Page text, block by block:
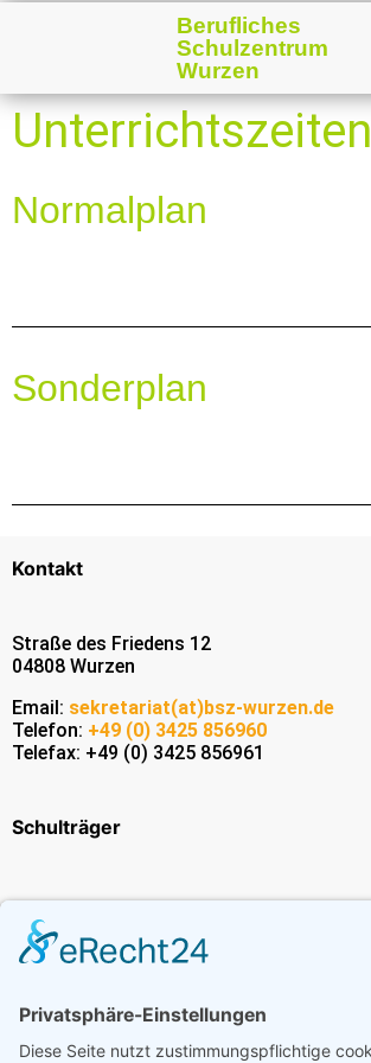
Berufliches
Schulzentrum
Wurzen
Unterrichtszeiten
Normalplan
Sonderplan
Kontakt
Straße des Friedens 12
04808 Wurzen
Email: sekretariat(at)bsz-wurzen.de
Telefon: +49 (0) 3425 856960
Telefax: +49 (0) 3425 856961
Schulträger
Erasmus+